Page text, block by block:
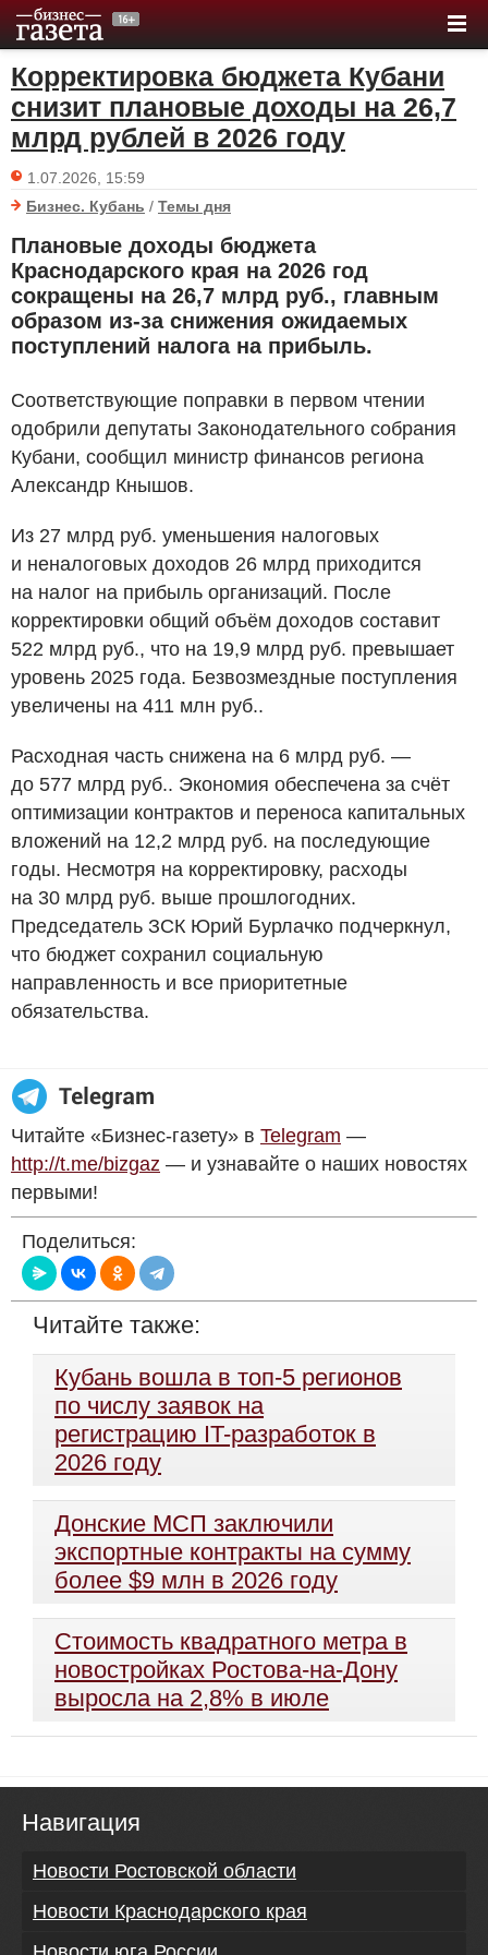
Корректировка бюджета Кубани
снизит плановые доходы на 26,7
млрд рублей в 2026 году
1.07.2026, 15:59
Бизнес. Кубань / Темы дня
Плановые доходы бюджета
Краснодарского края на 2026 год
сокращены на 26,7 млрд руб., главным
образом из-за снижения ожидаемых
поступлений налога на прибыль.
Соответствующие поправки в первом чтении
одобрили депутаты Законодательного собрания
Кубани, сообщил министр финансов региона
Александр Кнышов.
Из 27 млрд руб. уменьшения налоговых
и неналоговых доходов 26 млрд приходится
на налог на прибыль организаций. После
корректировки общий объём доходов составит
522 млрд руб., что на 19,9 млрд руб. превышает
уровень 2025 года. Безвозмездные поступления
увеличены на 411 млн руб..
Расходная часть снижена на 6 млрд руб. —
до 577 млрд руб.. Экономия обеспечена за счёт
оптимизации контрактов и переноса капитальных
вложений на 12,2 млрд руб. на последующие
годы. Несмотря на корректировку, расходы
на 30 млрд руб. выше прошлогодних.
Председатель ЗСК Юрий Бурлачко подчеркнул,
что бюджет сохранил социальную
направленность и все приоритетные
обязательства.
Читайте «Бизнес-газету» в Telegram —
http://t.me/bizgaz — и узнавайте о наших новостях
первыми!
Поделиться:
Читайте также:
Кубань вошла в топ-5 регионов
по числу заявок на
регистрацию IT-разработок в
2026 году
Донские МСП заключили
экспортные контракты на сумму
более $9 млн в 2026 году
Стоимость квадратного метра в
новостройках Ростова-на-Дону
выросла на 2,8% в июле
Навигация
Новости Ростовской области
Новости Краснодарского края